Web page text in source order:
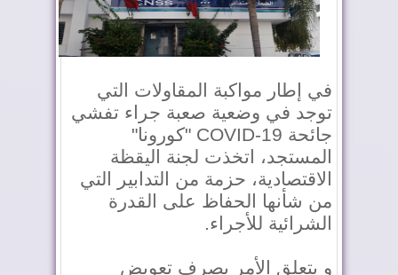
في إطار مواكبة المقاولات التي
توجد في وضعية صعبة جراء تفشي
جائحة COVID-19 "كورونا"
المستجد، اتخذت لجنة اليقظة
الاقتصادية، حزمة من التدابير التي
من شأنها الحفاظ على القدرة
الشرائية للأجراء.
و يتعلق الأمر بصرف تعويض